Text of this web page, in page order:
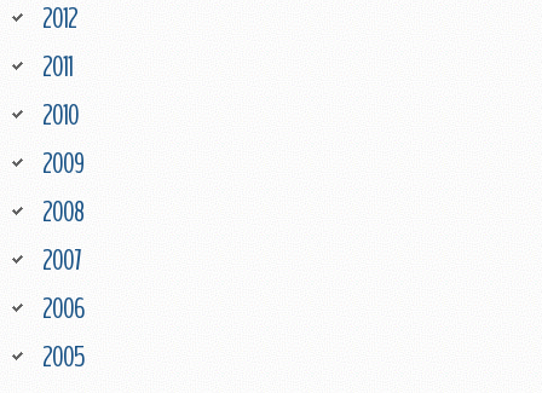
2012
2011
2010
2009
2008
2007
2006
2005